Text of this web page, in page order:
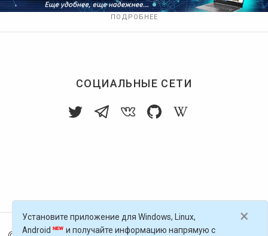
ПОДРОБНЕЕ
СОЦИАЛЬНЫЕ СЕТИ
×
Установите приложение для Windows, Linux,
Android
и получайте информацию напрямую с